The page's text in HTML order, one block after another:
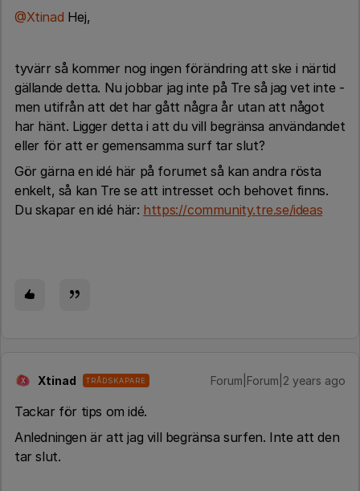
@Xtinad Hej,
tyvärr så kommer nog ingen förändring att ske i närtid
gällande detta. Nu jobbar jag inte på Tre så jag vet inte -
men utifrån att det har gått några år utan att något
har hänt. Ligger detta i att du vill begränsa användandet
eller för att er gemensamma surf tar slut?
Gör gärna en idé här på forumet så kan andra rösta
enkelt, så kan Tre se att intresset och behovet finns.
Du skapar en idé här: https://community.tre.se/ideas
X Xtinad TRÅDSKAPARE Forum|Forum|2 years ago
Tackar för tips om idé.
Anledningen är att jag vill begränsa surfen. Inte att den
tar slut.